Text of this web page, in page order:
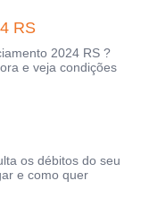
RS
2024 RS ?
e veja condições
os débitos do seu
e como quer